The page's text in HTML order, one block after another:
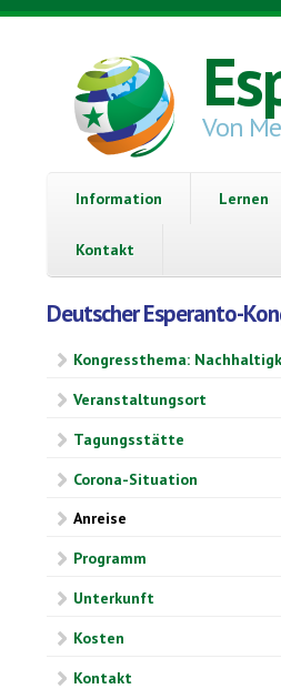
Direkt zum Inhalt
Von
Information Lernen
Kontakt
Deutscher Esperanto-
Kongressthema:
Veranstaltungsort
Tagungsstätte
Corona-Situation
Anreise
Programm
Unterkunft
Kosten
Kontakt